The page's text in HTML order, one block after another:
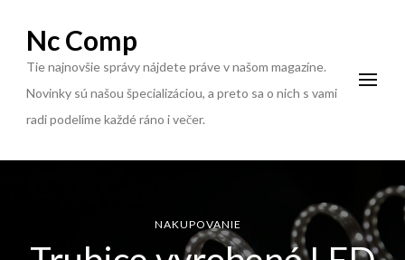
Nc Comp
Tie najnovšie správy nájdete práve v našom magazíne.
Novinky sú našou špecializáciou, a preto sa o nich s vami
radi podelíme každé ráno i večer.
NAKUPOVANIE